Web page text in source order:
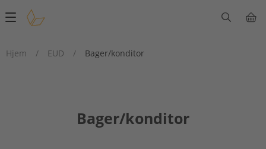
Main
Hjem
/ EUD / Bager/konditor
Bager/konditor